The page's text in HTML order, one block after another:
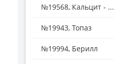
№19568, Кальцит - ...
№19943, Топаз
№19994, Берилл